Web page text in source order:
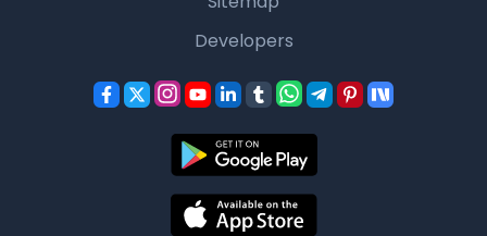
Developers